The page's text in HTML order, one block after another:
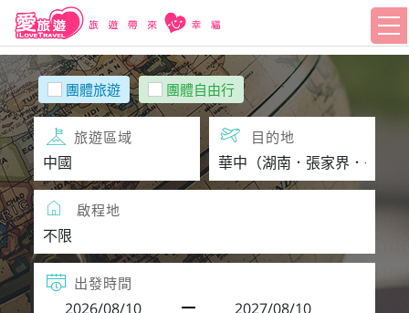
團體旅遊 團體自由行
旅遊區域 目的地
啟程地
出發時間